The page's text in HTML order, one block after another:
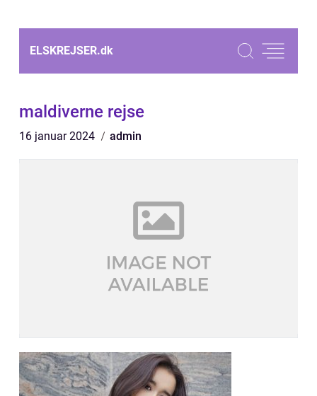
ELSKREJSER.dk
maldiverne rejse
16 januar 2024 admin